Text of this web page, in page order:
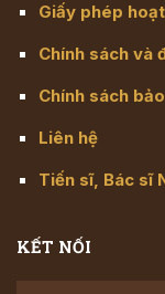
Giấy phép
Chính sách và
Chính sách
Liên hệ
Tiến sĩ, Bác sĩ
KẾT NỐI